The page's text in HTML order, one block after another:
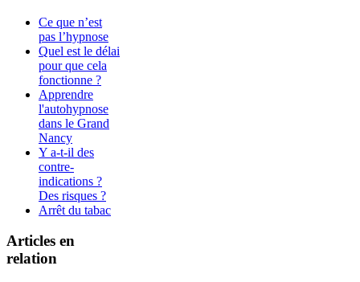
Ce que n’est
pas l’hypnose
Quel est le délai
pour que cela
fonctionne ?
Apprendre
l'autohypnose
dans le Grand
Nancy
Y a-t-il des
contre-
indications ?
Des risques ?
Arrêt du tabac
Articles en
relation